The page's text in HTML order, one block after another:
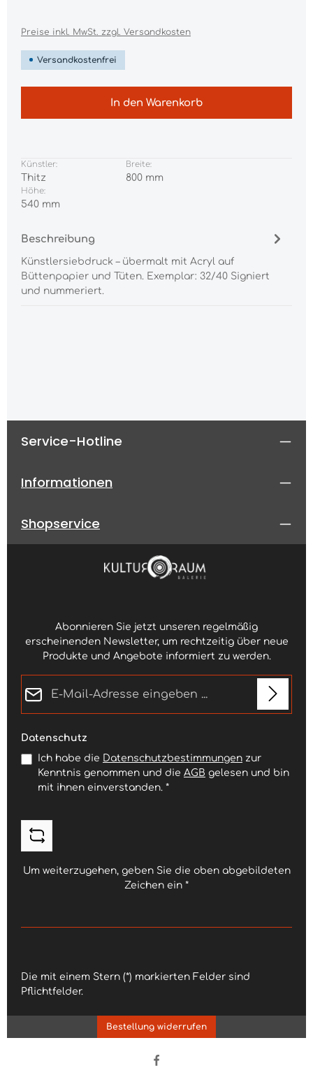
Preise inkl. MwSt. zzgl. Versandkosten
Versandkostenfrei
In den Warenkorb
Künstler:
Thitz
Breite:
800 mm
Höhe:
540 mm
Beschreibung
Künstlersiebdruck – übermalt mit Acryl auf
Büttenpapier und Tüten. Exemplar: 32/40 Signiert
und nummeriert.
Service-Hotline
Informationen
Shopservice
Abonnieren Sie jetzt unseren regelmäßig
erscheinenden Newsletter, um rechtzeitig über neue
Produkte und Angebote informiert zu werden.
Datenschutz
Ich habe die Datenschutzbestimmungen zur
Kenntnis genommen und die AGB gelesen und bin
mit ihnen einverstanden. *
Um weiterzugehen, geben Sie die oben abgebildeten
Zeichen ein *
Die mit einem Stern (*) markierten Felder sind
Pflichtfelder.
Bestellung widerrufen